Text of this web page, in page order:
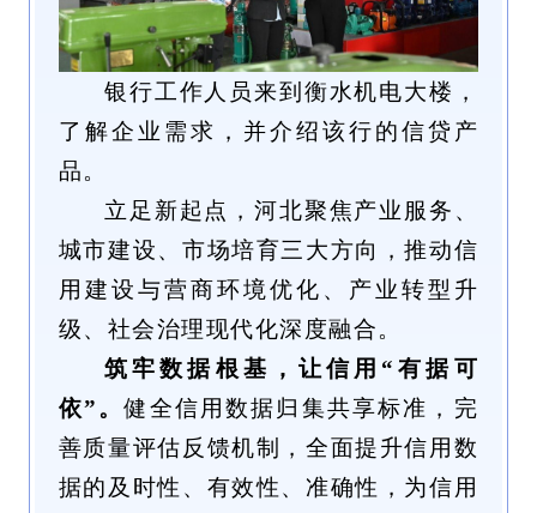
银行工作人员来到衡水机电大楼，
了解企业需求，并介绍该行的信贷产
品。
立足新起点，河北聚焦产业服务、
城市建设、市场培育三大方向，推动信
用建设与营商环境优化、产业转型升
级、社会治理现代化深度融合。
筑牢数据根基，让信用“有据可
依”。健全信用数据归集共享标准，完
善质量评估反馈机制，全面提升信用数
据的及时性、有效性、准确性，为信用